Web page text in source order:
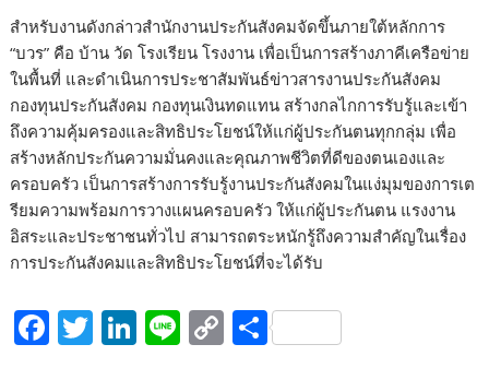
สำหรับงานดังกล่าวสำนักงานประกันสังคมจัดขึ้นภายใต้หลักการ
“บวร” คือ บ้าน วัด โรงเรียน โรงงาน เพื่อเป็นการสร้างภาคีเครือข่าย
ในพื้นที่ และดำเนินการประชาสัมพันธ์ข่าวสารงานประกันสังคม
กองทุนประกันสังคม กองทุนเงินทดแทน สร้างกลไกการรับรู้และเข้า
ถึงความคุ้มครองและสิทธิประโยชน์ให้แก่ผู้ประกันตนทุกกลุ่ม เพื่อ
สร้างหลักประกันความมั่นคงและคุณภาพชีวิตที่ดีของตนเองและ
ครอบครัว เป็นการสร้างการรับรู้งานประกันสังคมในแง่มุมของการเต
รียมความพร้อมการวางแผนครอบครัว ให้แก่ผู้ประกันตน แรงงาน
อิสระและประชาชนทั่วไป สามารถตระหนักรู้ถึงความสำคัญในเรื่อง
การประกันสังคมและสิทธิประโยชน์ที่จะได้รับ
F T Li Li C S